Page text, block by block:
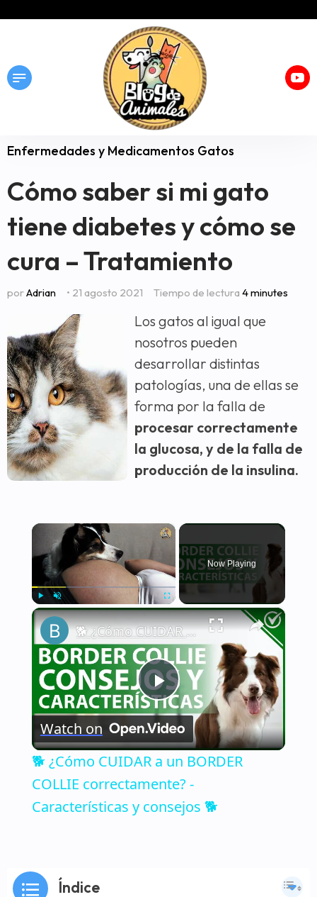
Enfermedades y Medicamentos Gatos
Cómo saber si mi gato
tiene diabetes y cómo se
cura – Tratamiento
porAdrian • 21 agosto 2021 Tiempo de lectura 4 minutes
Los gatos al igual que
nosotros pueden
desarrollar distintas
patologías, una de ellas se
forma por la falla de
procesar correctamente
la glucosa, y de la falla de
producción de la insulina.
×
Play Unmute Fullscreen
Now Playing
×
Play
Video
🐕 ¿Cómo CUIDAR a un BORDER COLLIE correctamente? - Características y consejos 🐕
Watch on
🐕 ¿Cómo CUIDAR a un BORDER
COLLIE correctamente? -
Características y consejos 🐕
Índice